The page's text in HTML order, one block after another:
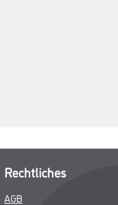
Rechtliches
AGB